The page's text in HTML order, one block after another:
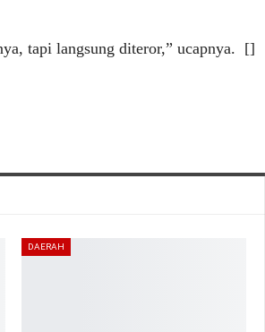
tapi langsung diteror,” ucapnya. []
DAERAH